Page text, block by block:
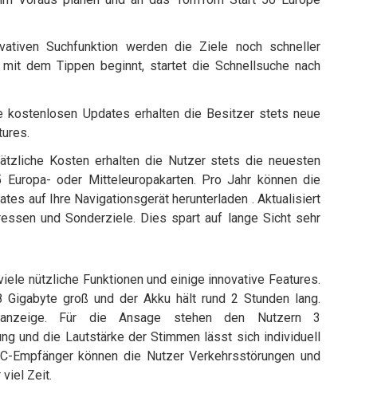
Suchfunktion werden die Ziele noch schneller
dem Tippen beginnt, startet die Schnellsuche nach
kostenlosen Updates erhalten die Besitzer stets neue
Kosten erhalten die Nutzer stets die neuesten
oder Mitteleuropakarten. Pro Jahr können die
auf Ihre Navigationsgerät herunterladen . Aktualisiert
und Sonderziele. Dies spart auf lange Sicht sehr
nützliche Funktionen und einige innovative Features.
groß und der Akku hält rund 2 Stunden lang.
Für die Ansage stehen den Nutzern 3
und die Lautstärke der Stimmen lässt sich individuell
Empfänger können die Nutzer Verkehrsstörungen und
viel Zeit.